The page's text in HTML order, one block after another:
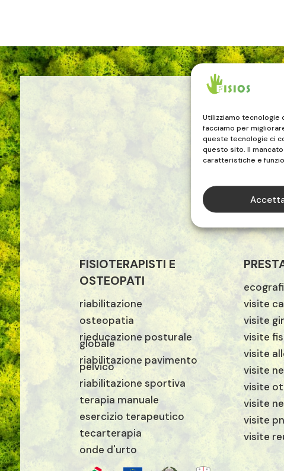
Utilizziamo tecnologie
facciamo per
queste tecnologie ci
questo sito. Il
caratteristiche e
FISIOTERAPISTI E
OSTEOPATI
riabilitazione
osteopatia
rieducazione posturale
globale
riabilitazione pavimento
pelvico
riabilitazione sportiva
terapia manuale
esercizio terapeutico
tecarterapia
onde d'urto
visite
visite
visite
visite
visite
visite
visite
visite
visite